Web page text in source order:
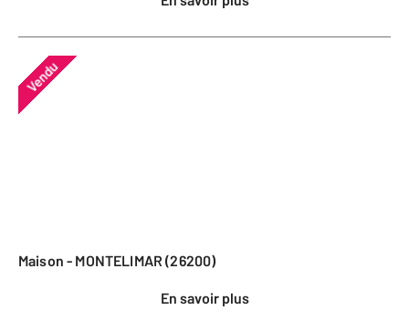
Vendu
Maison - MONTELIMAR (26200)
En savoir plus